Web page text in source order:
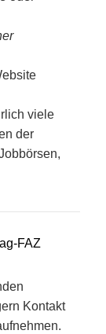
viele
der
FAZ
Kontakt